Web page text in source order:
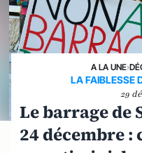
A LA UNE›
LA FAIBLESSE
29
Le barrage de
24 décembre